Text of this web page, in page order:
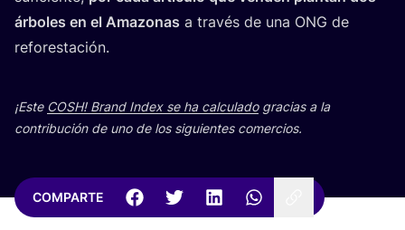
árbo­les en el Ama­zo­nas a tra­vés de una ONG de
reforestación.
¡Este COSH! Brand Index se ha cal­cu­la­dogra­cias a la
con­tri­bu­ción de uno de los siguien­tes comercios.
COMPARTE